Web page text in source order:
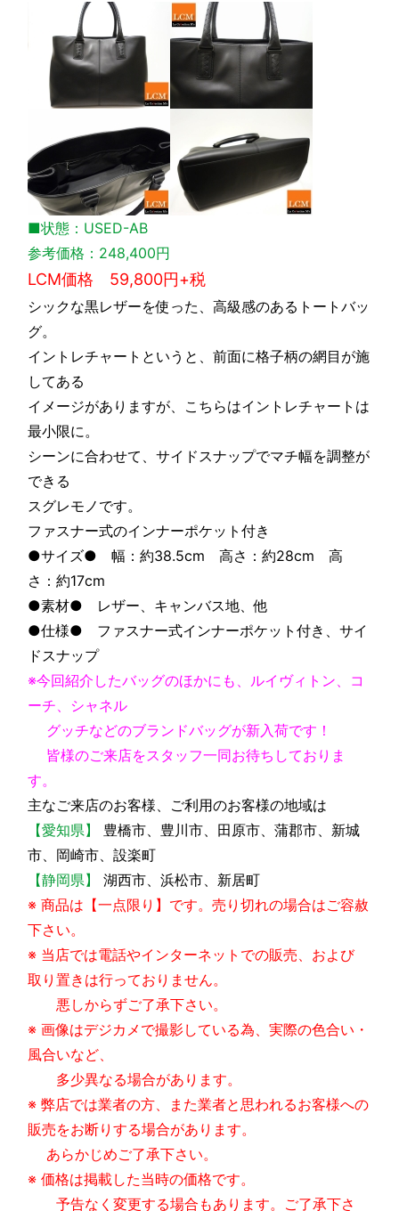
■状態：USED-AB
参考価格：248,400円
LCM価格 59,800円+税
シックな黒レザーを使った、高級感のあるトートバッ
グ。
イントレチャートというと、前面に格子柄の網目が施
してある
イメージがありますが、こちらはイントレチャートは
最小限に。
シーンに合わせて、サイドスナップでマチ幅を調整が
できる
スグレモノです。
ファスナー式のインナーポケット付き
●サイズ● 幅：約38.5cm 高さ：約28cm 高
さ：約17cm
●素材● レザー、キャンバス地、他
●仕様● ファスナー式インナーポケット付き、サイ
ドスナップ
※今回紹介したバッグのほかにも、ルイヴィトン、コ
ーチ、シャネル
グッチなどのブランドバッグが新入荷です！
皆様のご来店をスタッフ一同お待ちしておりま
す。
主なご来店のお客様、ご利用のお客様の地域は
【愛知県】
豊橋市、豊川市、田原市、蒲郡市、新城
市、岡崎市、設楽町
【静岡県】
湖西市、浜松市、新居町
※ 商品は【一点限り】です。売り切れの場合はご容赦
下さい。
※ 当店では電話やインターネットでの販売、および
取り置きは行っておりません。
悪しからずご了承下さい。
※ 画像はデジカメで撮影している為、実際の色合い・
風合いなど、
多少異なる場合があります。
※ 弊店では業者の方、また業者と思われるお客様への
販売をお断りする場合があります。
あらかじめご了承下さい。
※ 価格は掲載した当時の価格です。
予告なく変更する場合もあります。ご了承下さ